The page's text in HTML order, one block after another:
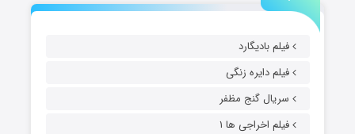
فیلم بادیگارد
فیلم دایره زنگی
سریال گنج مظفر
فیلم اخراجی ها ۱